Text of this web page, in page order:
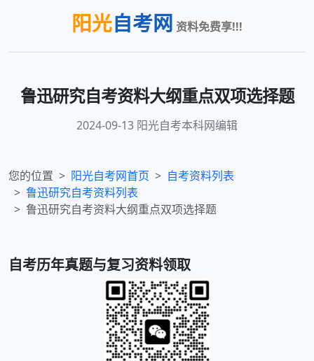
阳光自考网 资料免费享!!!
鲁迅研究自考资料大纲重点双项选择题
2024-09-13 阳光自考本科网编辑
您的位置 阳光自考网首页
自考资料列表
鲁迅研究自考资料列表
鲁迅研究自考资料大纲重点双项选择题
自考历年真题与复习资料领取